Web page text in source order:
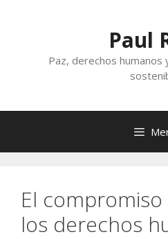
Paul
Paz, derechos humanos
El compromiso
los derechos